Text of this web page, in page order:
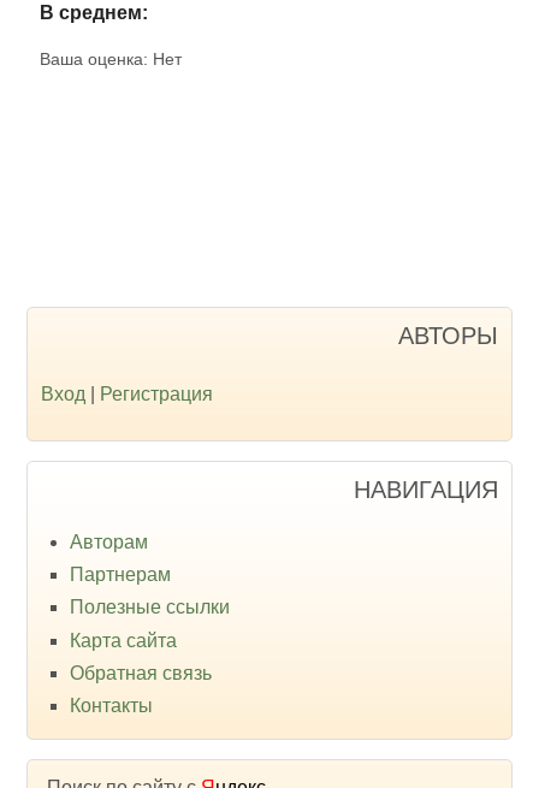
В среднем:
Ваша оценка: Нет
АВТОРЫ
Вход Регистрация
НАВИГАЦИЯ
Авторам
Партнерам
Полезные ссылки
Карта сайта
Обратная связь
Контакты